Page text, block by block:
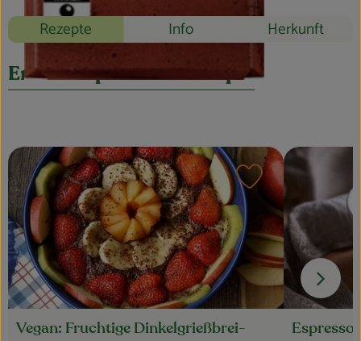
Rezepte Info Herkunft
Entdecke passende Rezepte
Vegan: Fruchtige Dinkelgrießbrei-
Rezept zu